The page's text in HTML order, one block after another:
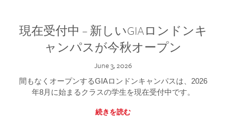
現在受付中 – 新しいGIAロンドンキ
ャンパスが今秋オープン
June 3, 2026
間もなくオープンするGIAロンドンキャンパスは、2026
年8月に始まるクラスの学生を現在受付中です。
続きを読む